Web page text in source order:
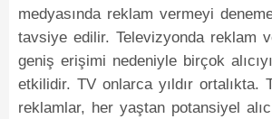
medyasında reklam vermeyi
tavsiye edilir. Televizyonda reklam
geniş erişimi nedeniyle birçok
etkilidir. TV onlarca yıldır ortalıkta.
reklamlar, her yaştan potansiyel